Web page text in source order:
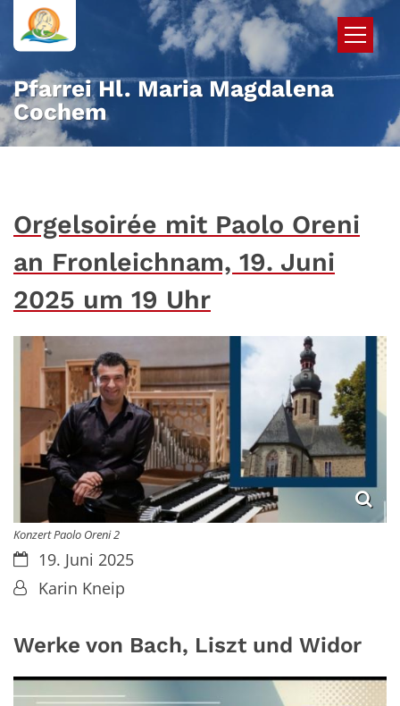
Zum Inhalt springen
Pfarrei Hl. Maria Magdalena
Cochem
Orgelsoirée mit Paolo Oreni
an Fronleichnam, 19. Juni
2025 um 19 Uhr
Konzert Paolo Oreni 2
Datum:19. Juni 2025
Von:Karin Kneip
Werke von Bach, Liszt und Widor